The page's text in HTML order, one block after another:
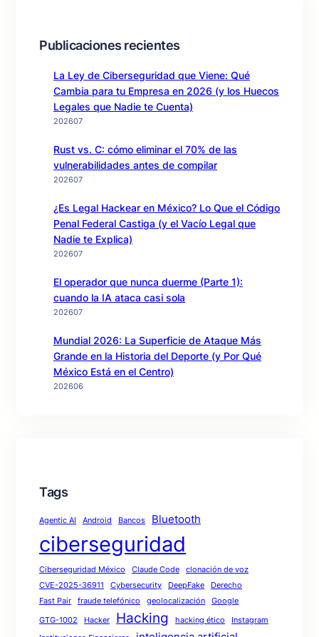
Publicaciones recientes
La Ley de Ciberseguridad que Viene: Qué
Cambia para tu Empresa en 2026 (y los Huecos
Legales que Nadie te Cuenta)
202607
Rust vs. C: cómo eliminar el 70% de las
vulnerabilidades antes de compilar
202607
¿Es Legal Hackear en México? Lo Que el Código
Penal Federal Castiga (y el Vacío Legal que
Nadie te Explica)
202607
El operador que nunca duerme (Parte 1):
cuando la IA ataca casi sola
202607
Mundial 2026: La Superficie de Ataque Más
Grande en la Historia del Deporte (y Por Qué
México Está en el Centro)
202606
Tags
Agentic AI Android Bancos Bluetooth
ciberseguridad
Ciberseguridad México Claude Code
clonación de voz
CVE-2025-36911
Cybersecurity DeepFake
Derecho
Fast Pair
fraude telefónico geolocalización Google
GTG-1002 Hacker Hacking hacking ético
Instagram